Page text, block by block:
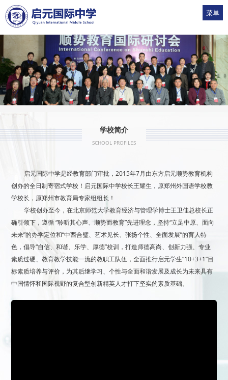
菜单
学校简介
SCHOOL PROFILES
启元国际中学是经教育部门审批，2015年7月由东方启元顺势教育机构
创办的全日制寄宿式学校！启元国际中学校长王耀生，原郑州外国语学校教
学校长，原郑州市教育局专家组组长！
学校创办至今，在北京师范大学教育经济与管理学博士王卫佳总校长正
确引领下，遵循 “聆听其心声、顺势而教育”先进理念，坚持“立足中原、面向
未来”的办学定位和“中西合璧、艺术见长、张扬个性、全面发展”的育人特
色，倡导“自信、和谐、乐学、厚德”校训，打造师德高尚、创新力强、专业
素质过硬、教育教学技能一流的教职工队伍，全面推行启元学生“10+3+1”目
标素质培养与评价，为其后继学习、个性与全面和谐发展及成长为未来具有
中国情怀和国际视野的复合型创新精英人才打下坚实的素质基础。